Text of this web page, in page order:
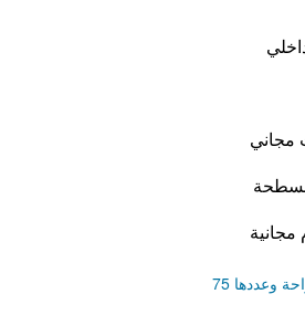
مجاني
مجانية
وعددها 75